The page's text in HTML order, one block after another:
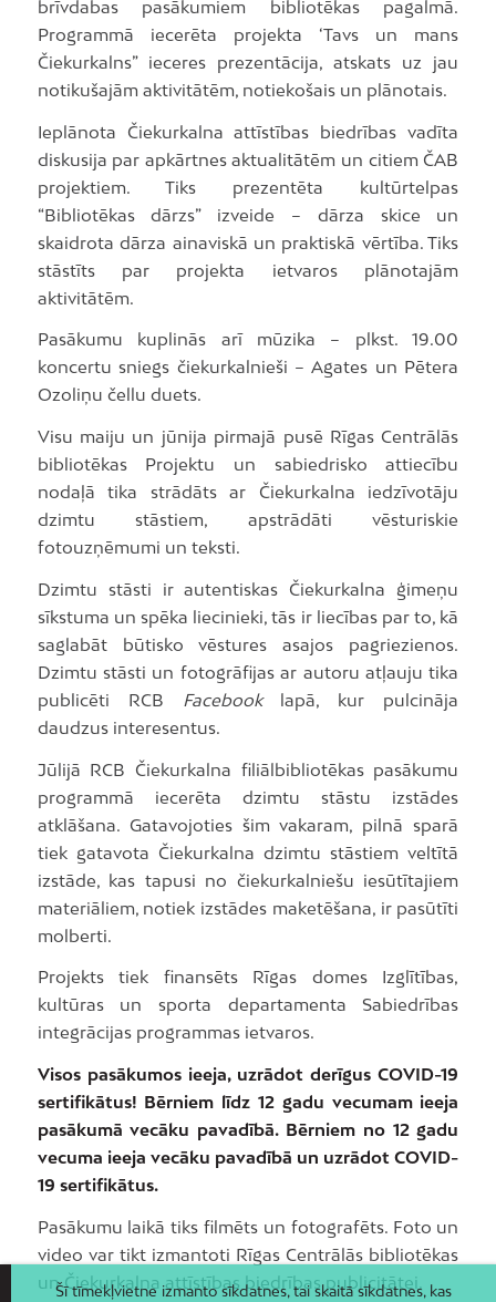
brīvdabas pasākumiem bibliotēkas pagalmā.
Programmā iecerēta projekta ‘Tavs un mans
Čiekurkalns” ieceres prezentācija, atskats uz jau
notikušajām aktivitātēm, notiekošais un plānotais.
Ieplānota Čiekurkalna attīstības biedrības vadīta
diskusija par apkārtnes aktualitātēm un citiem ČAB
projektiem. Tiks prezentēta kultūrtelpas
“Bibliotēkas dārzs” izveide – dārza skice un
skaidrota dārza ainaviskā un praktiskā vērtība. Tiks
stāstīts par projekta ietvaros plānotajām
aktivitātēm.
Pasākumu kuplinās arī mūzika – plkst. 19.00
koncertu sniegs čiekurkalnieši – Agates un Pētera
Ozoliņu čellu duets.
Visu maiju un jūnija pirmajā pusē Rīgas Centrālās
bibliotēkas Projektu un sabiedrisko attiecību
nodaļā tika strādāts ar Čiekurkalna iedzīvotāju
dzimtu stāstiem, apstrādāti vēsturiskie
fotouzņēmumi un teksti.
Dzimtu stāsti ir autentiskas Čiekurkalna ģimeņu
sīkstuma un spēka liecinieki, tās ir liecības par to, kā
saglabāt būtisko vēstures asajos pagriezienos.
Dzimtu stāsti un fotogrāfijas ar autoru atļauju tika
publicēti RCB
Facebooklapā, kur pulcināja
daudzus interesentus.
Jūlijā RCB Čiekurkalna filiālbibliotēkas pasākumu
programmā iecerēta dzimtu stāstu izstādes
atklāšana. Gatavojoties šim vakaram, pilnā sparā
tiek gatavota Čiekurkalna dzimtu stāstiem veltītā
izstāde, kas tapusi no čiekurkalniešu iesūtītajiem
materiāliem, notiek izstādes maketēšana, ir pasūtīti
molberti.
Projekts tiek finansēts Rīgas domes Izglītības,
kultūras un sporta departamenta Sabiedrības
integrācijas programmas ietvaros.
Visos pasākumos ieeja, uzrādot derīgus COVID-19
sertifikātus! Bērniem līdz 12 gadu vecumam ieeja
pasākumā vecāku pavadībā. Bērniem no 12 gadu
vecuma ieeja vecāku pavadībā un uzrādot COVID-
19 sertifikātus.
Pasākumu laikā tiks filmēts un fotografēts. Foto un
video var tikt izmantoti Rīgas Centrālās bibliotēkas
un Čiekurkalna attīstības biedrības publicitātei.
Šī tīmekļvietne izmanto sīkdatnes, tai skaitā sīkdatnes, kas